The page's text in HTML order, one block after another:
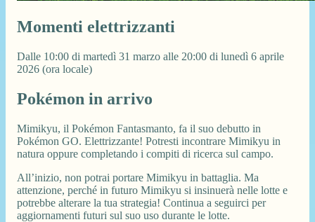
Momenti elettrizzanti
Dalle 10:00 di martedì 31 marzo alle 20:00 di lunedì 6 aprile
2026 (ora locale)
Pokémon in arrivo
Mimikyu, il Pokémon Fantasmanto, fa il suo debutto in
Pokémon GO. Elettrizzante! Potresti incontrare Mimikyu in
natura oppure completando i compiti di ricerca sul campo.
All’inizio, non potrai portare Mimikyu in battaglia. Ma
attenzione, perché in futuro Mimikyu si insinuerà nelle lotte e
potrebbe alterare la tua strategia! Continua a seguirci per
aggiornamenti futuri sul suo uso durante le lotte.